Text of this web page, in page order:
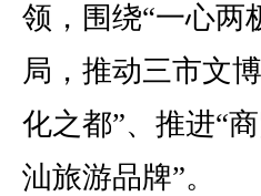
领，围绕“一心两
局，推动三市文
化之都”、推进“
汕旅游品牌”。